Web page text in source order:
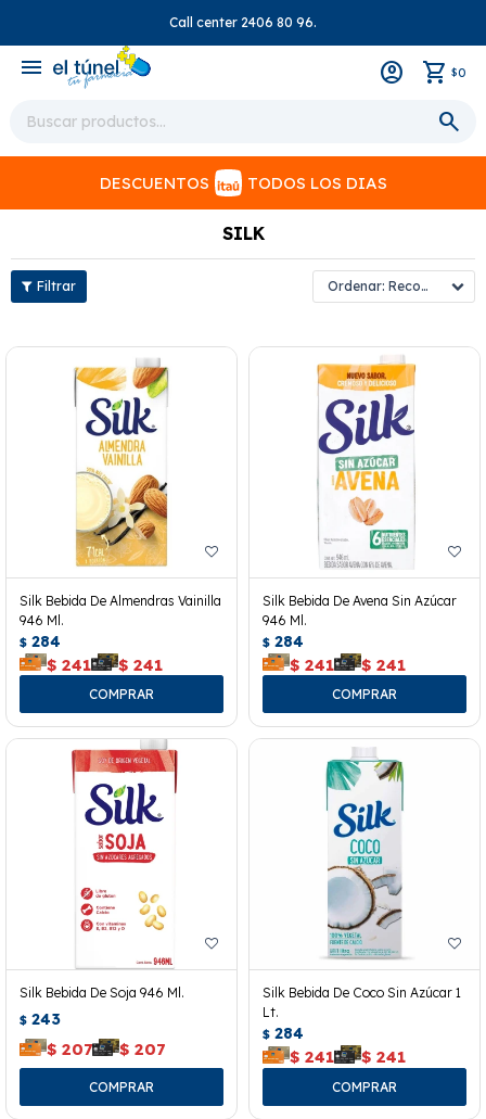
Call center 2406 80 96.
menu $0
DESCUENTOS TODOS LOS DIAS
SILK
Recomendados
Silk Bebida De Almendras Vainilla
946 Ml.
$ 284
$ 241 $ 241
Silk Bebida De Avena Sin Azúcar
946 Ml.
$ 284
$ 241 $ 241
Silk Bebida De Soja 946 Ml.
$ 243
$ 207 $ 207
Silk Bebida De Coco Sin Azúcar 1
Lt.
$ 284
$ 241 $ 241
close